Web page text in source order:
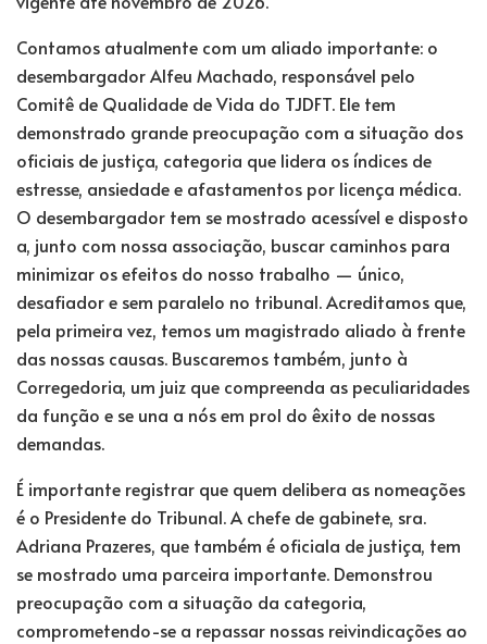
Contamos atualmente com um aliado importante: o
desembargador Alfeu Machado, responsável pelo
Comitê de Qualidade de Vida do TJDFT. Ele tem
demonstrado grande preocupação com a situação dos
oficiais de justiça, categoria que lidera os índices de
estresse, ansiedade e afastamentos por licença médica.
O desembargador tem se mostrado acessível e disposto
a, junto com nossa associação, buscar caminhos para
minimizar os efeitos do nosso trabalho — único,
desafiador e sem paralelo no tribunal. Acreditamos que,
pela primeira vez, temos um magistrado aliado à frente
das nossas causas. Buscaremos também, junto à
Corregedoria, um juiz que compreenda as peculiaridades
da função e se una a nós em prol do êxito de nossas
demandas.
É importante registrar que quem delibera as nomeações
é o Presidente do Tribunal. A chefe de gabinete, sra.
Adriana Prazeres, que também é oficiala de justiça, tem
se mostrado uma parceira importante. Demonstrou
preocupação com a situação da categoria,
comprometendo-se a repassar nossas reivindicações ao